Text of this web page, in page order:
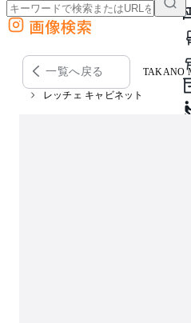
外部サイトの商品をカートに追加
他のサイトで見つけた商品ページのURLを貼り付け
画像検索
一覧へ戻る TAKANO
レッチェ キャビネット